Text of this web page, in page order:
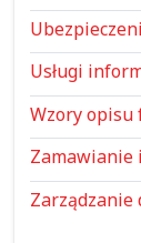
Usługi
Wzory
Zamawianie
Zarządzanie